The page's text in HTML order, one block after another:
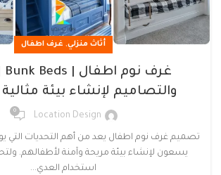
أثاث منزلي, غرف اطفال
والتصاميم لإنشاء بيئة
Location Design
0
تصميم غرف نوم اطفال يعد من أهم التحديات التي
يسعون لإنشاء بيئة مريحة وآمنة لأطفالهم.
استخدام العدي...